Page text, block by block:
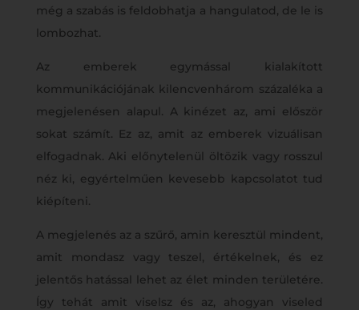
még a szabás is feldobhatja a hangulatod, de le is
lombozhat.
Az emberek egymással kialakított
kommunikációjának kilencvenhárom százaléka a
megjelenésen alapul. A kinézet az, ami először
sokat számít. Ez az, amit az emberek vizuálisan
elfogadnak. Aki előnytelenül öltözik vagy rosszul
néz ki, egyértelműen kevesebb kapcsolatot tud
kiépíteni.
A megjelenés az a szűrő, amin keresztül mindent,
amit mondasz vagy teszel, értékelnek, és ez
jelentős hatással lehet az élet minden területére.
Így tehát amit viselsz és az, ahogyan viseled